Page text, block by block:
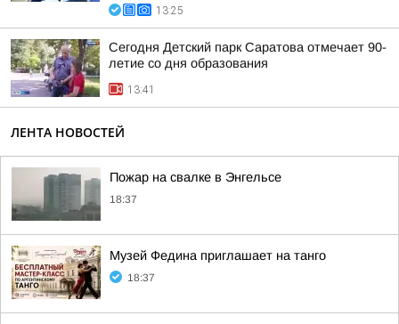
13:25
Сегодня Детский парк Саратова отмечает 90-
летие со дня образования
13:41
ЛЕНТА НОВОСТЕЙ
Пожар на свалке в Энгельсе
18:37
Музей Федина приглашает на танго
18:37